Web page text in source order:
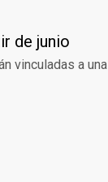
de junio
vinculadas a una